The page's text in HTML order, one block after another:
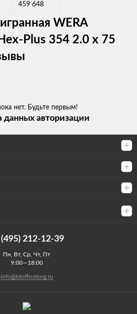
459 648
WERA
Plus 354 2.0 x 75
нет. Будьте первым!
данных авторизации
212-12-39
Пн, Вт, Ср, Чт, Пт
9:00—18:00
info@tdofficetorg.ru